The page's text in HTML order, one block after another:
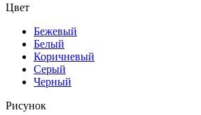
Цвет
Бежевый
Белый
Коричневый
Серый
Черный
Рисунок